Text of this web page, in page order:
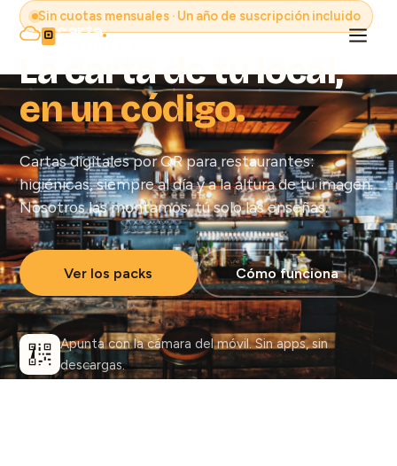
carta.
Sin cuotas mensuales · Un año de suscripción incluido
La carta de tu local,
en un código.
Cartas digitales por QR para restaurantes:
higiénicas, siempre al día y a la altura de tu imagen.
Nosotros las montamos; tú solo las enseñas.
Ver los packs Cómo funciona
Apunta con la cámara del móvil. Sin apps, sin
descargas.